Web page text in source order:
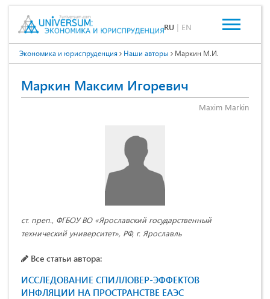
RU | EN
Экономика и юриспруденция Наши авторы Маркин М.И.
Маркин Максим Игоревич
Maxim Markin
ст. преп., ФГБОУ ВО «Ярославский государственный
технический университет», РФ, г. Ярославль
Все статьи автора:
ИССЛЕДОВАНИЕ СПИЛЛОВЕР-ЭФФЕКТОВ
ИНФЛЯЦИИ НА ПРОСТРАНСТВЕ ЕАЭС